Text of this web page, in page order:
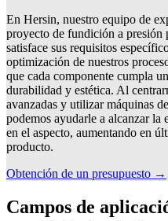
En Hersin, nuestro equipo de
proyecto de fundición a presión
satisface sus requisitos
optimización de nuestros
que cada componente cumpla
durabilidad y estética. Al
avanzadas y utilizar máquinas
podemos ayudarle a alcanzar
en el aspecto, aumentando en
producto.
Obtención de un presupuesto →
Campos de